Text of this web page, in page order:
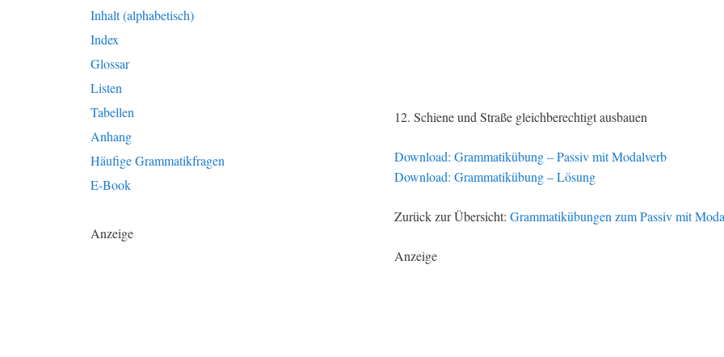
12. Schiene und Straße gleichberechtigt ausbauen
Download: Grammatikübung – Passiv mit Modalverb
Download: Grammatikübung – Lösung
Zurück zur Übersicht: Grammatikübungen zum Passiv mit
Anzeige
Inhalt (alphabetisch)
Index
Glossar
Listen
Tabellen
Anhang
Häufige Grammatikfragen
E-Book
Anzeige